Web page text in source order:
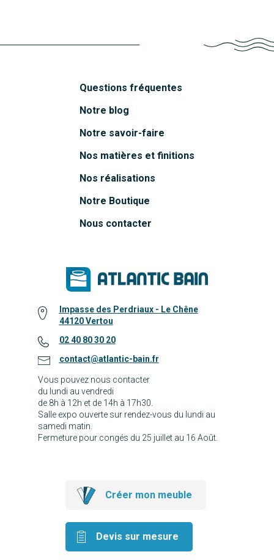
Questions fréquentes
Notre blog
Notre savoir-faire
Nos matières et finitions
Nos réalisations
Notre Boutique
Nous contacter
Impasse des Perdriaux - Le Chêne
44120 Vertou
02 40 80 30 20
contact@atlantic-bain.fr
Vous pouvez nous contacter
du lundi au vendredi
de 8h à 12h et de 14h à 17h30.
Salle expo ouverte sur rendez-vous du lundi au
samedi matin.
Fermeture pour congés du 25 juillet au 16 Août.
Créer mon meuble
Devis sur mesure